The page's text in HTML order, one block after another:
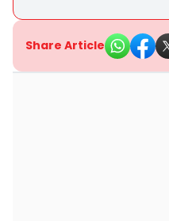
Share Article